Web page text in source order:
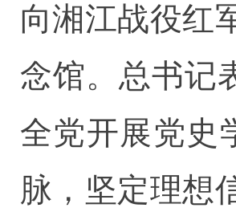
向湘江战役红
念馆。总书记
全党开展党史
脉，坚定理想